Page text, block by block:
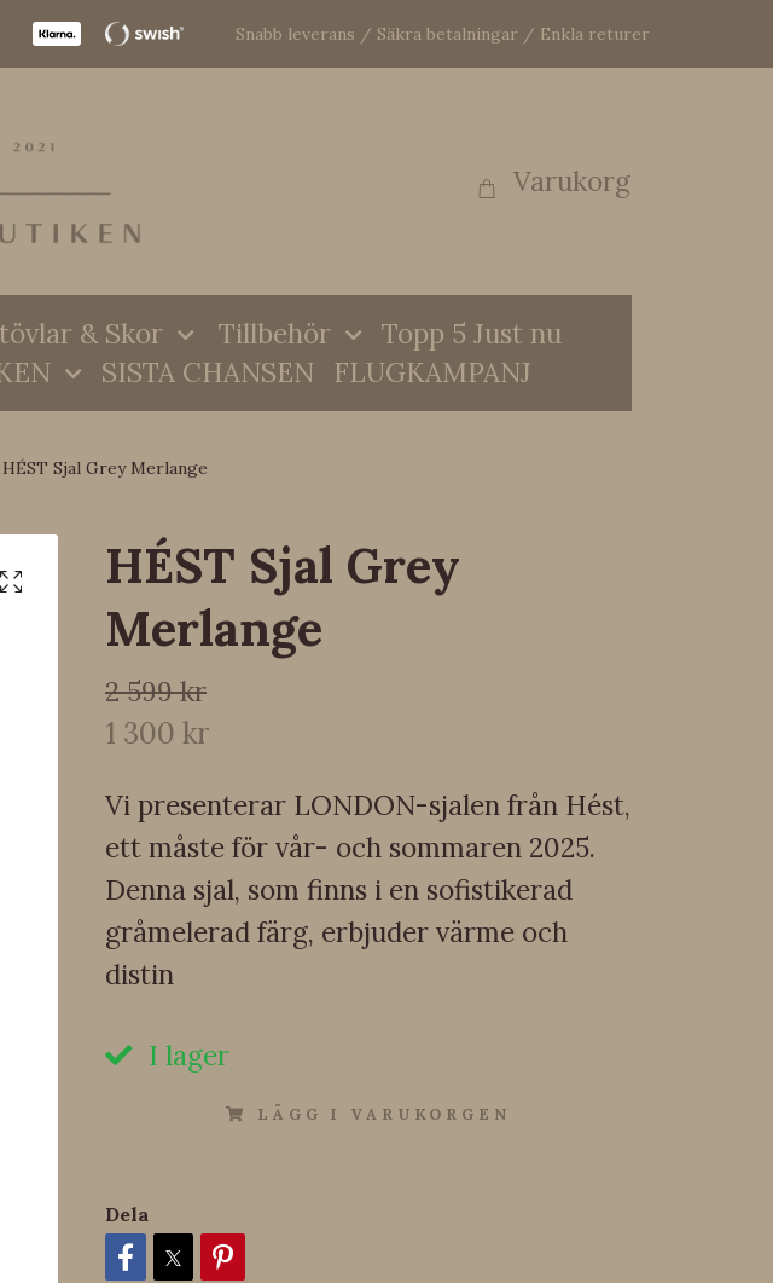
Snabb leverans / Säkra betalningar / Enkla returer
Varukorg
& Skor Tillbehör
Topp 5 Just nu
SISTA CHANSEN FLUGKAMPANJ
HÉST Sjal Grey Merlange
HÉST Sjal Grey
Merlange
2 599 kr
1 300 kr
Vi presenterar LONDON-sjalen från Hést,
ett måste för vår- och sommaren 2025.
Denna sjal, som finns i en sofistikerad
gråmelerad färg, erbjuder värme och
distin
I lager
LÄGG I VARUKORGEN
Dela